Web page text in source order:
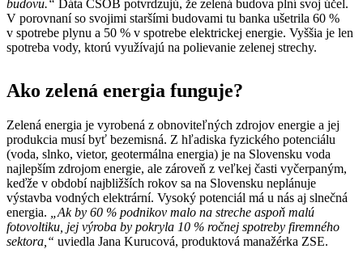
budovu.“ Dáta ČSOB potvrdzujú, že zelená budova plní svoj účel.
V porovnaní so svojimi staršími budovami tu banka ušetrila 60 %
v spotrebe plynu a 50 % v spotrebe elektrickej energie. Vyššia je len
spotreba vody, ktorú využívajú na polievanie zelenej strechy.
Ako zelená energia funguje?
Zelená energia je vyrobená z obnoviteľných zdrojov energie a jej
produkcia musí byť bezemisná. Z hľadiska fyzického potenciálu
(voda, slnko, vietor, geotermálna energia) je na Slovensku voda
najlepším zdrojom energie, ale zároveň z veľkej časti vyčerpaným,
keďže v období najbližších rokov sa na Slovensku neplánuje
výstavba vodných elektrární. Vysoký potenciál má u nás aj slnečná
energia.
„Ak by 60 % podnikov malo na streche aspoň malú
fotovoltiku, jej výroba by pokryla 10 % ročnej spotreby firemného
sektora,“ uviedla Jana Kurucová, produktová manažérka ZSE.